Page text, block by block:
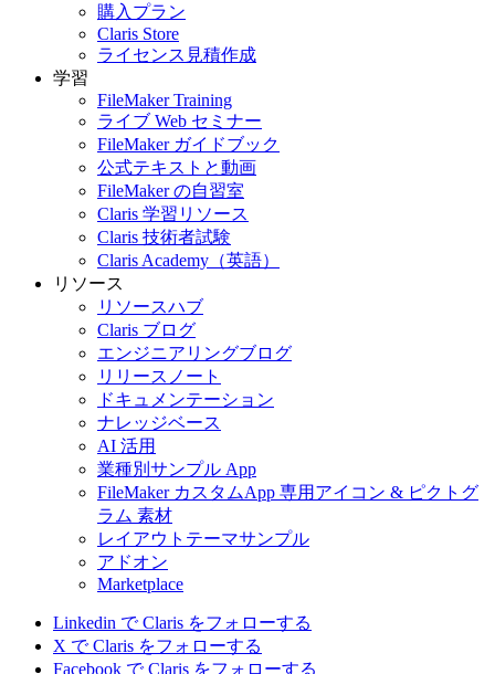
購入プラン
Claris Store
ライセンス見積作成
学習
FileMaker Training
ライブ Web セミナー
FileMaker ガイドブック
公式テキストと動画
FileMaker の自習室
Claris 学習リソース
Claris 技術者試験
Claris Academy（英語）
リソース
リソースハブ
Claris ブログ
エンジニアリングブログ
リリースノート
ドキュメンテーション
ナレッジベース
AI 活用
業種別サンプル App
FileMaker カスタムApp 専用アイコン & ピクトグ
ラム 素材
レイアウトテーマサンプル
アドオン
Marketplace
Linkedin で Claris をフォローする
X で Claris をフォローする
Facebook で Claris をフォローする